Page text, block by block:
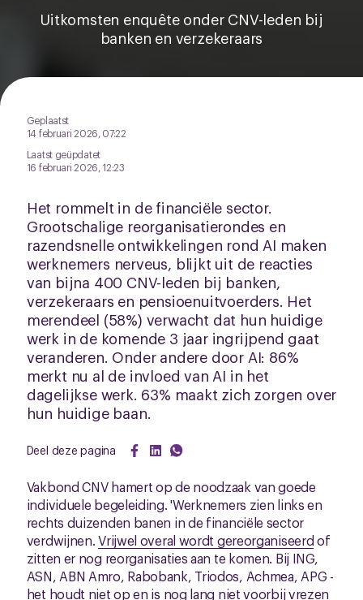
Uitkomsten enquête onder CNV-leden bij
banken en verzekeraars
Geplaatst
14 februari 2026, 07:22
Laatst geüpdatet
16 februari 2026, 12:23
Het rommelt in de financiële sector.
Grootschalige reorganisatierondes en
razendsnelle ontwikkelingen rond AI maken
werknemers nerveus, blijkt uit de reacties
van bijna 400 CNV-leden bij banken,
verzekeraars en pensioenuitvoerders. Het
merendeel (58%) verwacht dat hun huidige
werk in de komende 3 jaar ingrijpend gaat
veranderen. Onder andere door AI: 86%
merkt nu al de invloed van AI in het
dagelijkse werk. 63% maakt zich zorgen over
hun huidige baan.
Deel deze pagina
Vakbond CNV hamert op de noodzaak van goede
individuele begeleiding. 'Werknemers zien links en
rechts duizenden banen in de financiële sector
verdwijnen.Vrijwel overal wordt gereorganiseerdof
zitten er nog reorganisaties aan te komen. Bij ING,
ASN, ABN Amro, Rabobank, Triodos, Achmea, APG -
het houdt niet op en is nog lang niet voorbij vrezen